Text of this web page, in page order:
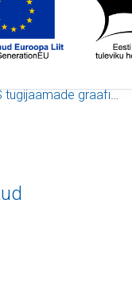
tugijaamade graafikud